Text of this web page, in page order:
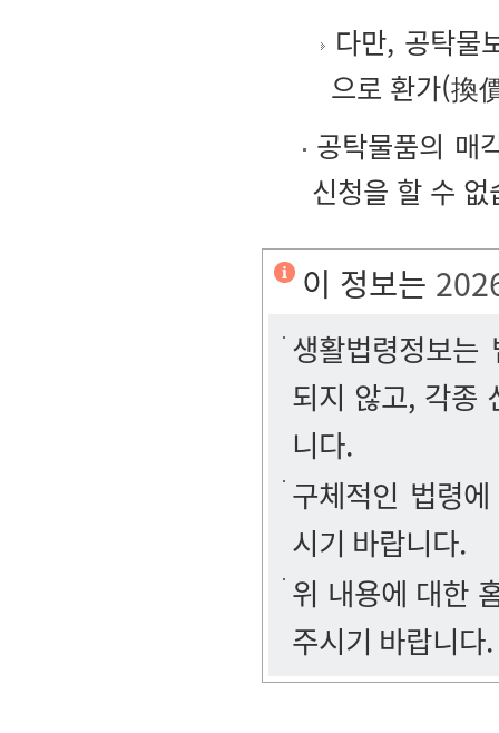
다만, 공탁물
으로 환가(換
공탁물품의 매
신청을 할 수 없
이 정보는
생활법령정보
되지 않고, 각종
니다.
구체적인 법령
시기 바랍니다.
위 내용에 대한
주시기 바랍니다.